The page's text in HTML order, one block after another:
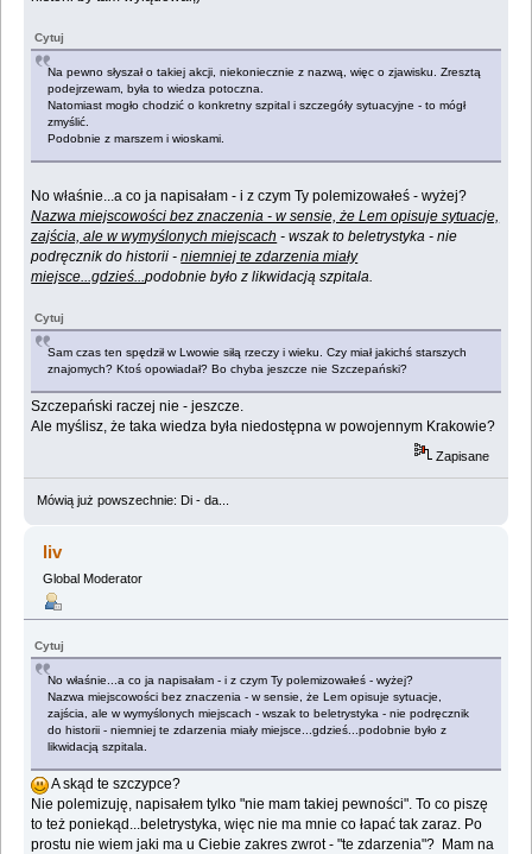
Cytuj
Na pewno słyszał o takiej akcji, niekoniecznie z nazwą, więc o zjawisku. Zresztą
podejrzewam, była to wiedza potoczna.
Natomiast mogło chodzić o konkretny szpital i szczegóły sytuacyjne - to mógł
zmyślić.
Podobnie z marszem i wioskami.
No właśnie...a co ja napisałam - i z czym Ty polemizowałeś - wyżej?
Nazwa miejscowości bez znaczenia - w sensie, że Lem opisuje sytuacje,
zajścia, ale w wymyślonych miejscach - wszak to beletrystyka - nie
podręcznik do historii -niemniej te zdarzenia miały
miejsce...gdzieś...podobnie było z likwidacją szpitala.
Cytuj
Sam czas ten spędził w Lwowie siłą rzeczy i wieku. Czy miał jakichś starszych
znajomych? Ktoś opowiadał? Bo chyba jeszcze nie Szczepański?
Szczepański raczej nie - jeszcze.
Ale myślisz, że taka wiedza była niedostępna w powojennym Krakowie?
Zapisane
Mówią już powszechnie: Di - da...
liv
Global Moderator
Cytuj
No właśnie...a co ja napisałam - i z czym Ty polemizowałeś - wyżej?
Nazwa miejscowości bez znaczenia - w sensie, że Lem opisuje sytuacje,
zajścia, ale w wymyślonych miejscach - wszak to beletrystyka - nie podręcznik
do historii - niemniej te zdarzenia miały miejsce...gdzieś...podobnie było z
likwidacją szpitala.
A skąd te szczypce?
Nie polemizuję, napisałem tylko "nie mam takiej pewności". To co piszę
to też poniekąd...beletrystyka, więc nie ma mnie co łapać tak zaraz. Po
prostu nie wiem jaki ma u Ciebie zakres zwrot - "te zdarzenia"? Mam na